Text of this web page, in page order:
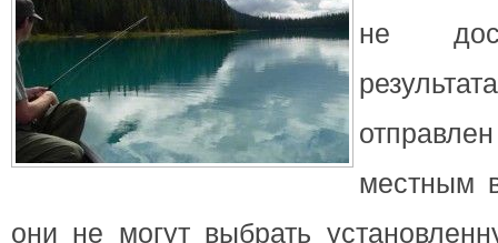
не
местным
они не могут выбрать